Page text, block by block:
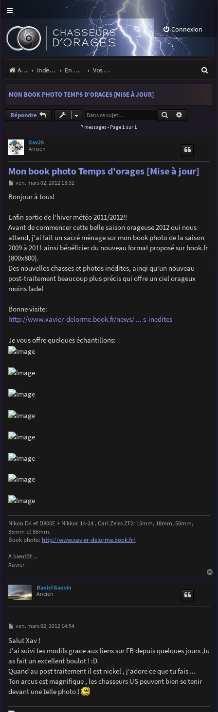
Connexion
Accueil Index du forum En marge des orages Vos sites, projets, expositions
e
MON BOOK PHOTO TEMPS D'ORAGES [MISE À JOUR]
Répondre Rechercher
7 messages • Page 1 sur 1
Xav28
Ancien
Mon book photo Temps d'orages [Mise à jour]
M
s
s
g
e
ven. mars 02, 2012 13:32
Bonjour à tous!
Enfin sortie de l'hiver météo 2011/2012!!
Avant de commencer cette belle saison orageuse 2012 qui nous
attend, j'ai fait un sacré ménage sur mon book photo de la saison
2009 à 2011 ainsi bénéficier du nouveau format proposé sur book.fr
(800x800).
Des nouvelles chasses et photos inédites, ainqi qu'un nouveau
post-traitement beaucoup plus précis qui offre un ciel orageux
moins fade!
Bonne visite:
http://www.xavier-delorme.book.fr/news/ ... s-inedites
Je vous offre quelques échantillons:
Nikon D4 et D800E + Nikkor 14-24 , Carl Zeiss ZF2: 15mm, 18mm, 50mm,
35mm et 85mm.
Book photo: http://www.xavier-delorme.book.fr/
A bientôt ...
Xavier
Daniel Gauvin
Ancien
M
s
s
a
e
ven. mars 02, 2012 14:54
Salut Xav !
J'ai suivi tes modifs grace aux liens sur FB depuis quelques jours ,tu
as fait un excellent boulot ! :D
Quand au post traitement il est nickel , j'adore ce que tu fais ...
Ton arcus est magnifique , les chasseurs US peuvent bien se tenir
devant une telle photo !